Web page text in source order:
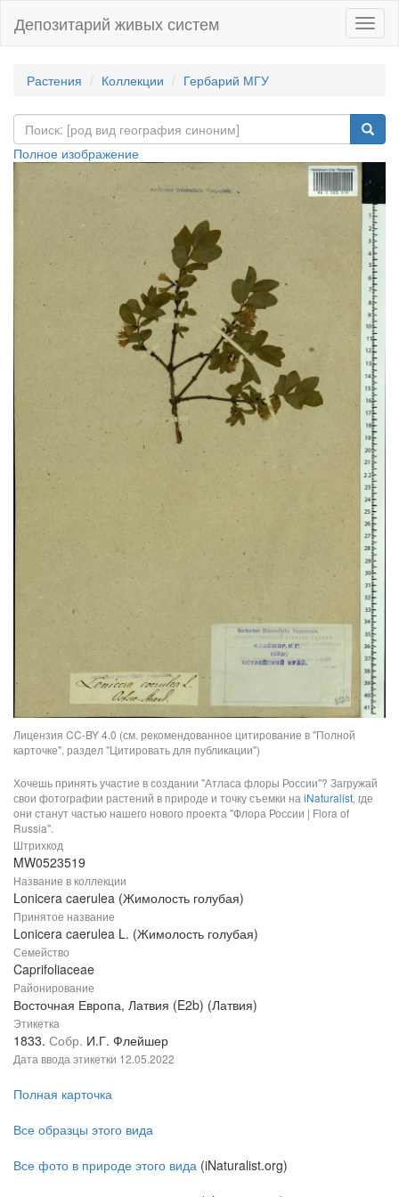
Депозитарий живых систем
Растения Коллекции Гербарий МГУ
Полное изображение
Лицензия CC-BY 4.0 (см. рекомендованное цитирование в "Полной
карточке", раздел "Цитировать для публикации")
Хочешь принять участие в создании "Атласа флоры России"? Загружай
свои фотографии растений в природе и точку съемки на iNaturalist, где
они станут частью нашего нового проекта "Флора России | Flora of
Russia".
Штрихкод
MW0523519
Название в коллекции
Lonicera caerulea (Жимолость голубая)
Принятое название
Lonicera caerulea L. (Жимолость голубая)
Семейство
Caprifoliaceae
Районирование
Восточная Европа, Латвия (E2b) (Латвия)
Этикетка
1833. Собр. И.Г. Флейшер
Дата ввода этикетки 12.05.2022
Полная карточка
Все образцы этого вида
Все фото в природе этого вида (iNaturalist.org)